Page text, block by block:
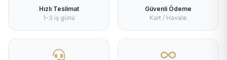
Hızlı Teslimat
1-3 iş günü
Güvenli Ödeme
Kart / Havale